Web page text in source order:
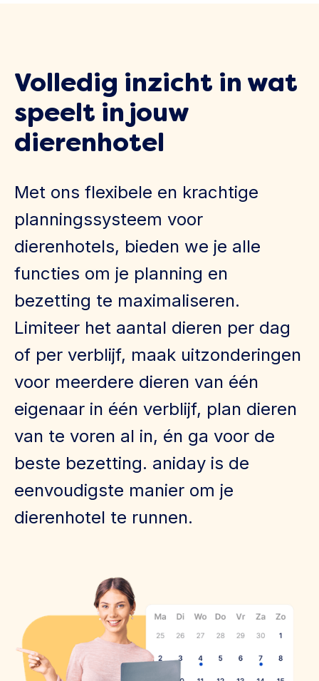
Volledig inzicht in wat
speelt in jouw
dierenhotel
Met ons flexibele en krachtige
planningssysteem voor
dierenhotels, bieden we je alle
functies om je planning en
bezetting te maximaliseren.
Limiteer het aantal dieren per dag
of per verblijf, maak uitzonderingen
voor meerdere dieren van één
eigenaar in één verblijf, plan dieren
van te voren al in, én ga voor de
beste bezetting. aniday is de
eenvoudigste manier om je
dierenhotel te runnen.